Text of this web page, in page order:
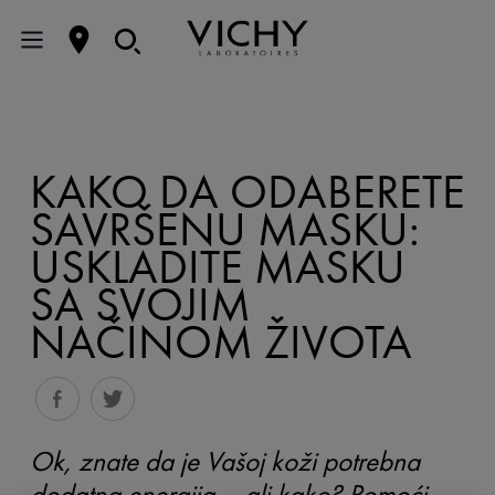
KAKO DA ODABERETE
SAVRŠENU MASKU:
USKLADITE MASKU
SA SVOJIM
NAČINOM ŽIVOTA
Ok, znate da je Vašoj koži potrebna